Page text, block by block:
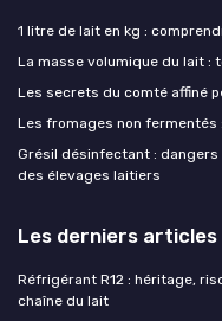
1 litre de lait en kg :
La masse volumique du lait :
Les secrets du comté affiné
Les fromages non fermentés
Grésil désinfectant : dangers
des élevages laitiers
Les derniers articles
Réfrigérant R12 : héritage,
chaîne du lait